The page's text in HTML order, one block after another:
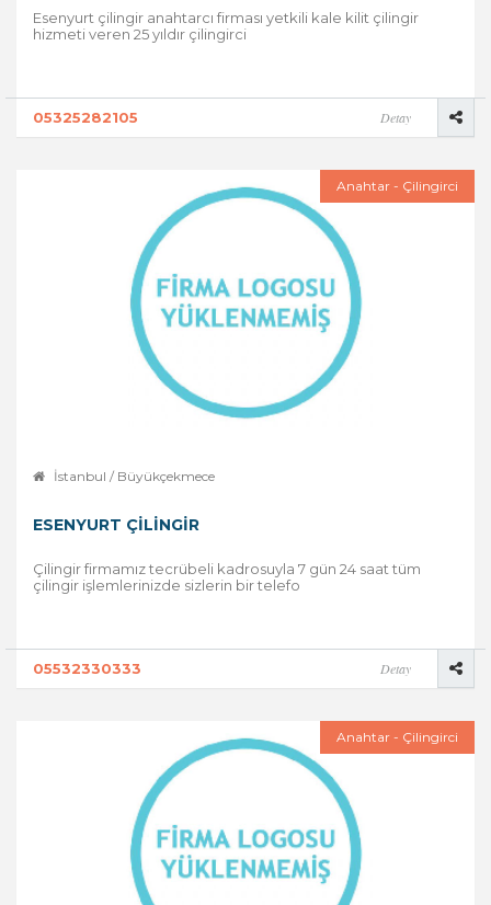
Esenyurt çilingir anahtarcı firması yetkili kale kilit çilingir
hizmeti veren 25 yıldır çilingirci
05325282105 Detay
Anahtar - Çilingirci
İstanbul / Büyükçekmece
ESENYURT ÇILINGIR
Çilingir firmamız tecrübeli kadrosuyla 7 gün 24 saat tüm
çilingir işlemlerinizde sizlerin bir telefo
05532330333 Detay
Anahtar - Çilingirci